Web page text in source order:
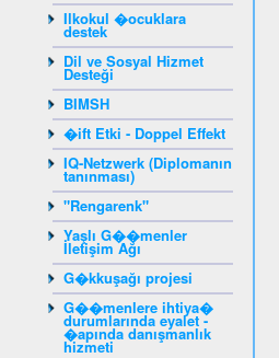
Ilkokul �ocuklara
destek
Dil ve Sosyal Hizmet
Desteği
BIMSH
�ift Etki - Doppel Effekt
IQ-Netzwerk (Diplomanın
tanınması)
"Rengarenk"
Yaşlı G��menler
İletişim Ağı
G�kkuşağı projesi
G��menlere ihtiya�
durumlarında eyalet -
�apında danışmanlık
hizmeti